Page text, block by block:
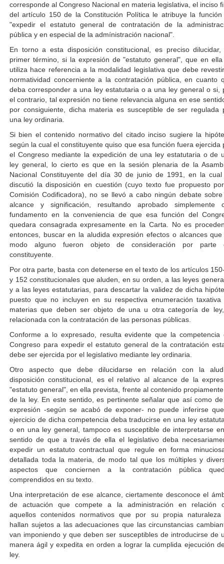
corresponde al Congreso Nacional en materia legislativa, el inciso
del artículo 150 de la Constitución Política le atribuye la función
"expedir el estatuto general de contratación de la
pública y en especial de la admínistración nacional".
En torno a esta disposición constitucional, es preciso dilucidar,
primer término, si la expresión de "estatuto general", que en
utiliza hace referencia a la modalidad legislativa que debe
normatividad concerniente a la contratación pública, en cuanto
deba corresponder a una ley estatutaria o a una ley general o si,
el contrario, tal expresión no tiene relevancia alguna en ese
por consiguiente, dicha materia es susceptible de ser regulada
una ley ordinaria.
Si bien el contenido normativo del citado inciso sugiere la
según la cual el constituyente quiso que esa función fuera ejercida
el Congreso mediante la expedición de una ley estatutaria o de
ley general, lo cierto es que en la sesión plenaria de la
Nacional Constituyente del día 30 de junio de 1991, en la
discutió la disposición en cuestión (cuyo texto fue propuesto
Comisión Codificadora), no se llevó a cabo ningún debate
alcance y significación, resultando aprobado simplemente
fundamento en la conveniencia de que esa función del
quedara consagrada expresamente en la Carta. No es
entonces, buscar en la aludida expresión efectos o alcances
modo alguno fueron objeto de consideración por parte
constituyente.
Por otra parte, basta con detenerse en el texto de los artículos
y 152 constitucionales que aluden, en su orden, a las leyes
y a las leyes estatutarias, para descartar la validez de dicha
puesto que no incluyen en su respectiva enumeración taxativa
materias que deben ser objeto de una u otra categoría de
relacionada con la contratación de las personas públicas.
Conforme a lo expresado, resulta evidente que la competencia
Congreso para expedir el estatuto general de la contratación
debe ser ejercida por el legislativo mediante ley ordinaria.
Otro aspecto que debe dilucidarse en relación con la
disposición constitucional, es el relativo al alcance de la
"estatuto general", en ella prevista, frente al contenido
de la ley. En este sentido, es pertinente señalar que así como
expresión -según se acabó de exponer- no puede inferirse
ejercicio de dicha competencia deba traducirse en una ley
o en una ley general, tampoco es susceptible de interpretarse
sentido de que a través de ella el legislativo deba
expedir un estatuto contractual que regule en forma
detallada toda la materia, de modo tal que los múltiples y
aspectos que conciernen a la contratación pública
comprendidos en su texto.
Una interpretación de ese alcance, ciertamente desconoce el
de actuación que compete a la administración en relación
aquellos contenidos normativos que por su propia naturaleza
hallan sujetos a las adecuaciones que las circunstancias
van imponiendo y que deben ser susceptibles de introducirse de
manera ágil y expedita en orden a lograr la cumplida ejecución
ley.